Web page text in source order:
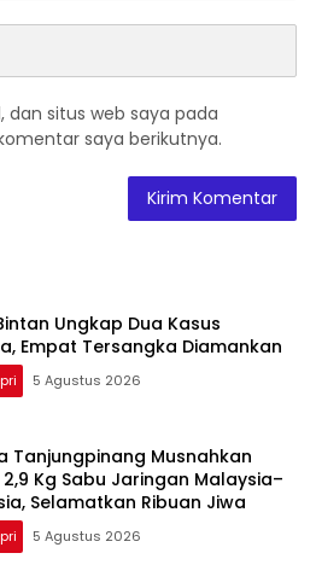
dan situs web saya pada
saya berikutnya.
Ungkap Dua Kasus
Empat Tersangka Diamankan
5 Agustus 2026
Tanjungpinang Musnahkan
Kg Sabu Jaringan Malaysia–
Selamatkan Ribuan Jiwa
5 Agustus 2026